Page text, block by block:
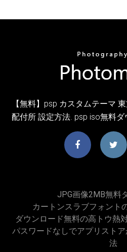
【無料】psp カスタムテーマ
配付所 設定方法. psp iso無料
JPG画像2MB無料
カートンスラブフォント
ダウンロード無料の高トウ熱
パスワードなしでアプリスト
法